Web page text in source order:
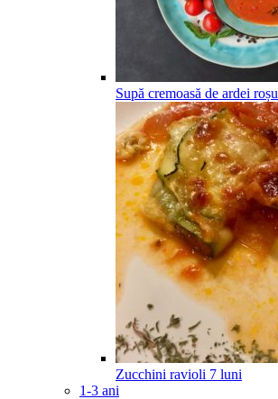
Supă cremoasă de ardei roșu
Zucchini ravioli 7 luni
1-3 ani